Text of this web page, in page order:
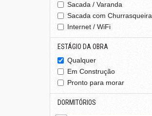
Sacada / Varanda
Sacada com Churrasqueira
Internet / WiFi
ESTÁGIO DA OBRA
Qualquer
Em Construção
Pronto para morar
DORMITÓRIOS